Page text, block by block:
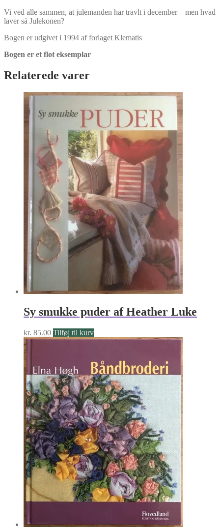
Vi ved alle sammen, at julemanden har travlt i december – men hvad
laver så Julekonen?
Bogen er udgivet i 1994 af forlaget Klematis
Bogen er et flot eksemplar
Relaterede varer
Sy smukke puder af Heather Luke
kr. 85.00 Tilføj til kurv